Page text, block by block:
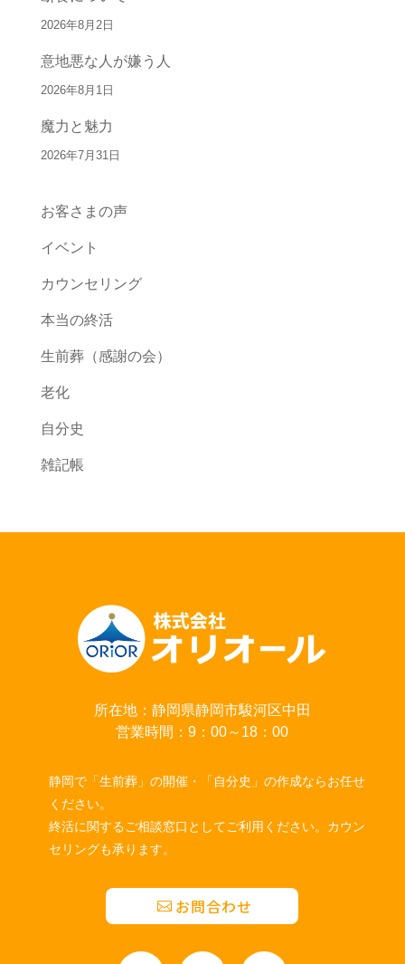
2026年8月2日
意地悪な人が嫌う人
2026年8月1日
魔力と魅力
2026年7月31日
お客さまの声
イベント
カウンセリング
本当の終活
生前葬（感謝の会）
老化
自分史
雑記帳
所在地：静岡県静岡市駿河区中田
営業時間：9：00～18：00
静岡で「生前葬」の開催・「自分史」の作成ならお任せ
ください。
終活に関するご相談窓口としてご利用ください。カウン
セリングも承ります。
お問合わせ